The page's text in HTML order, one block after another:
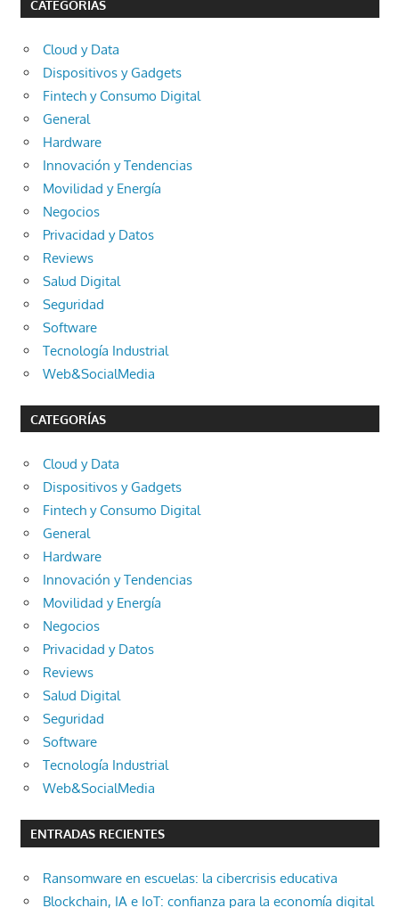
CATEGORÍAS
Cloud y Data
Dispositivos y Gadgets
Fintech y Consumo Digital
General
Hardware
Innovación y Tendencias
Movilidad y Energía
Negocios
Privacidad y Datos
Reviews
Salud Digital
Seguridad
Software
Tecnología Industrial
Web&SocialMedia
CATEGORÍAS
Cloud y Data
Dispositivos y Gadgets
Fintech y Consumo Digital
General
Hardware
Innovación y Tendencias
Movilidad y Energía
Negocios
Privacidad y Datos
Reviews
Salud Digital
Seguridad
Software
Tecnología Industrial
Web&SocialMedia
ENTRADAS RECIENTES
Ransomware en escuelas: la cibercrisis educativa
Blockchain, IA e IoT: confianza para la economía digital